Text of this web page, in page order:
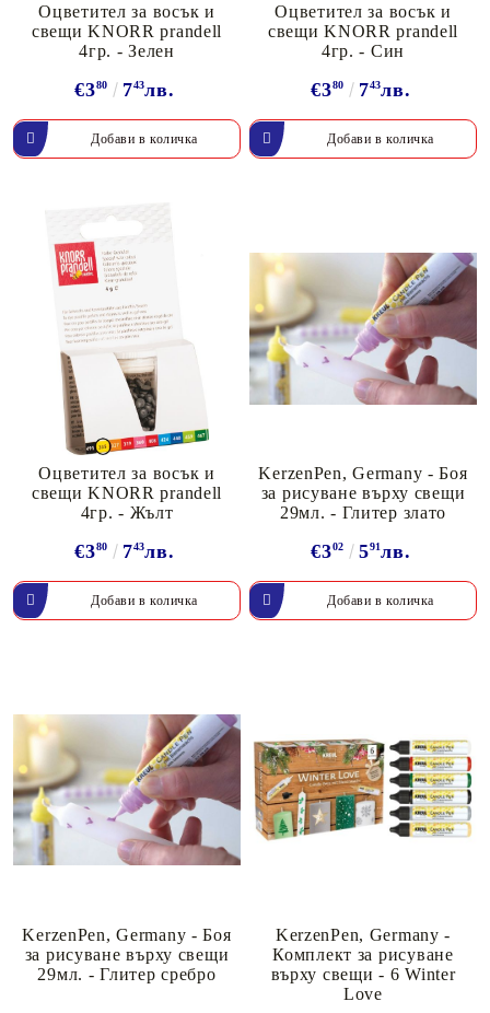
Оцветител за восък и
свещи KNORR prandell
4гр. - Зелен
€380 743лв.
Оцветител за восък и
свещи KNORR prandell
4гр. - Син
€380 743лв.
Оцветител за восък и
свещи KNORR prandell
4гр. - Жълт
€380 743лв.
KerzenPen, Germany - Боя
за рисуване върху свещи
29мл. - Глитер злато
€302 591лв.
KerzenPen, Germany - Боя
за рисуване върху свещи
29мл. - Глитер сребро
KerzenPen, Germany -
Комплект за рисуване
върху свещи - 6 Winter
Love